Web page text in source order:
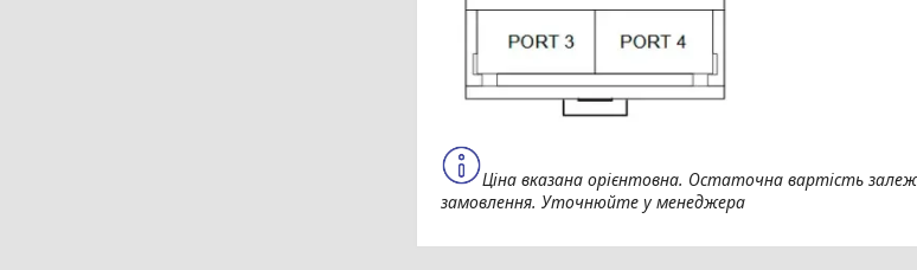
Ціна вказана орієнтовна. Остаточна вартість
замовлення. Уточнюйте у менеджера